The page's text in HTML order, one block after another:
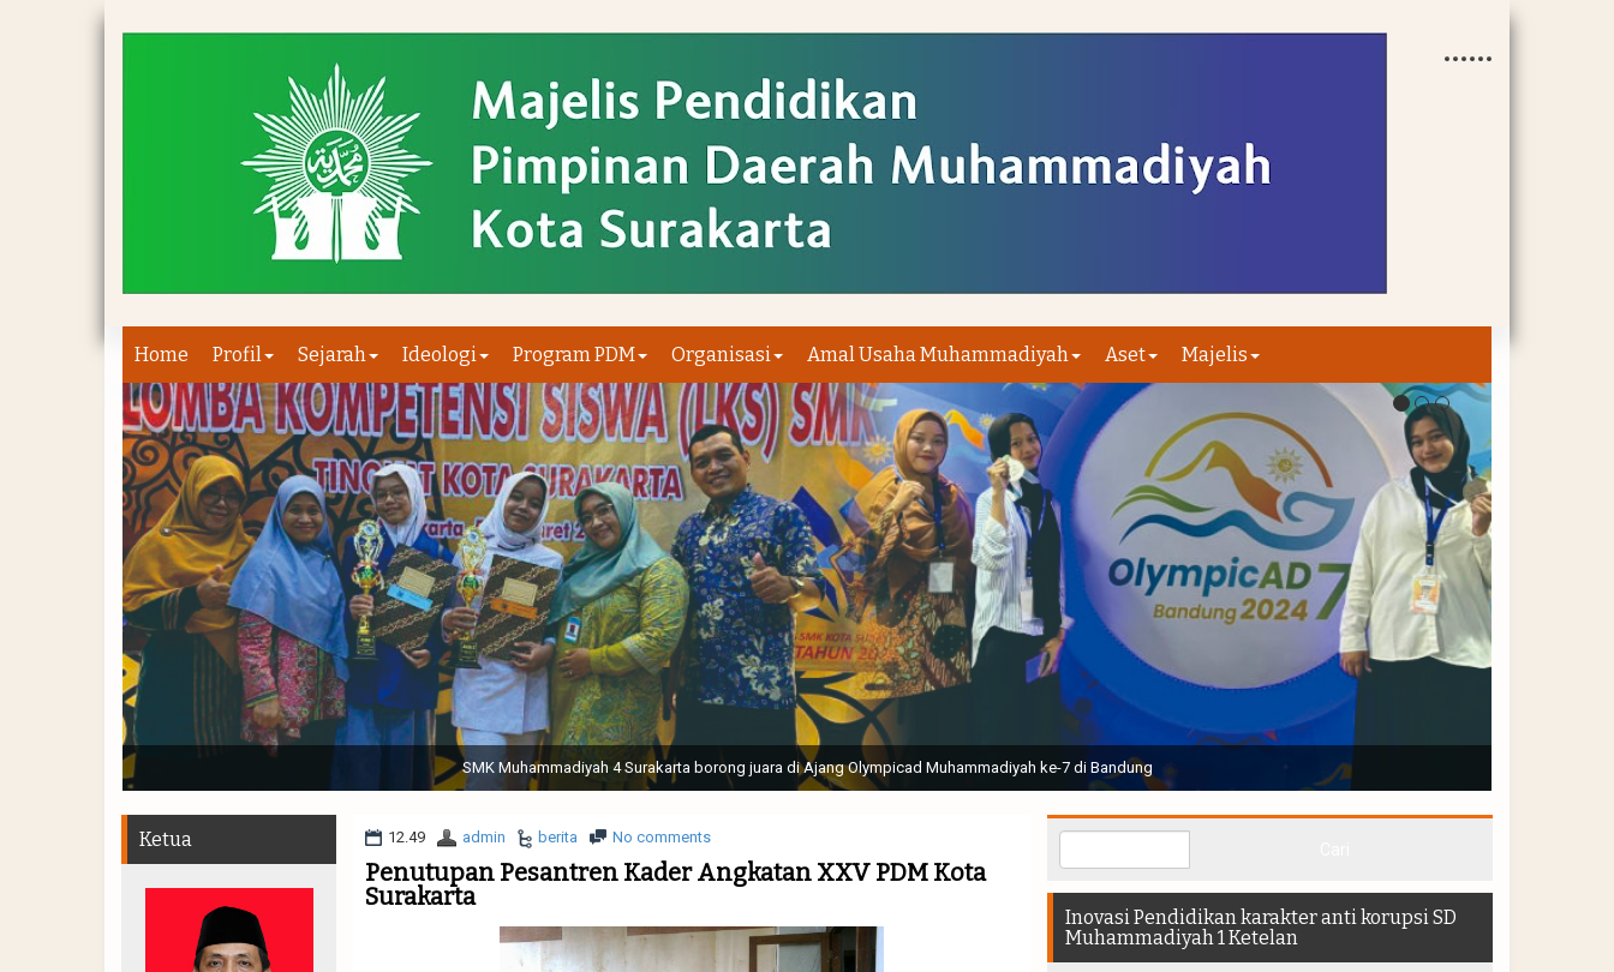
Home Profil Sejarah Ideologi Program PDM Organisasi Amal Usaha Muhammadiyah Aset Majelis
Sabtu, 19 November 2022. (dari kiri) Pertunjukan Tapak Suci Perguruan Muhammadiyah ( TSPM ) di Stadion Manahan Solo || Ir. H. Joko Widodo selaku Presiden RI membuka Acara Muktamar
Muhammadiyah 48 || Pertunjukan bendera dan tari memukau seluruh Muktamar dan Muktamirin yang hadir di dalam stadion
12.49 admin berita No comments
Penutupan Pesantren Kader Angkatan XXV PDM Kota
Surakarta
Ketua
Inovasi Pendidikan karakter anti korupsi SD
Muhammadiyah 1 Ketelan